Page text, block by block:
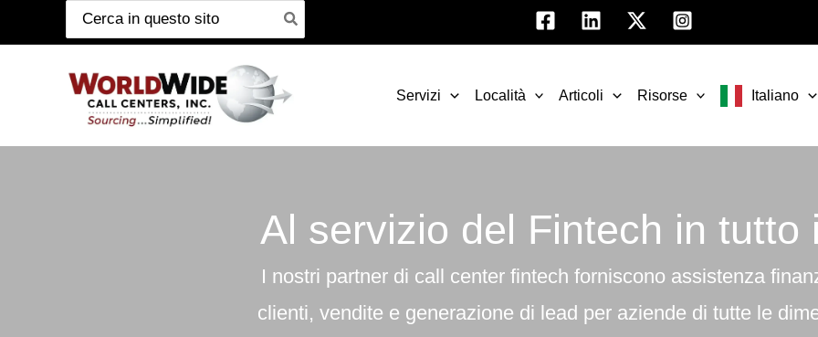
al
Cerca:
Servizi Località Articoli Risorse Italiano
Al servizio del Fintech in tutto
I nostri partner di call center fintech forniscono assistenza
clienti, vendite e generazione di lead per aziende di tutte le